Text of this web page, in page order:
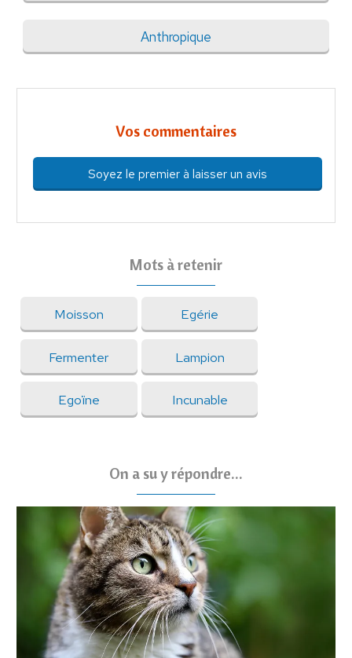
Anthropique
Vos commentaires
Soyez le premier à laisser un avis
Mots à retenir
Moisson Egérie
Fermenter Lampion
Egoïne Incunable
On a su y répondre...